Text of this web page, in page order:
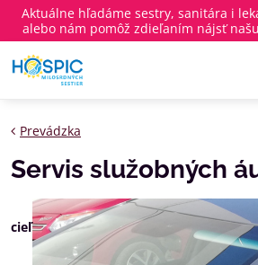
Aktuálne hľadáme sestry, sanitára i
alebo nám pomôž zdieľaním nájsť
Prevádzka
Servis služobných
cieľ